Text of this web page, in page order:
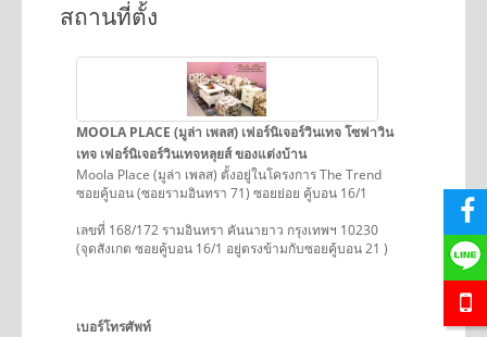
สถานที่ตั้ง
MOOLA PLACE (มูล่า เพลส) เฟอร์นิเจอร์วินเทจ โซฟาวิน
เทจ เฟอร์นิเจอร์วินเทจหลุยส์ ของแต่งบ้าน
Moola Place (มูล่า เพลส) ตั้งอยู่ในโครงการ The Trend
ซอยคู้บอน (ซอยรามอินทรา 71) ซอยย่อย คู้บอน 16/1
เลขที่ 168/172 รามอินทรา คันนายาว กรุงเทพฯ 10230
(จุดสังเกต ซอยคู้บอน 16/1 อยู่ตรงข้ามกับซอยคู้บอน 21 )
เบอร์โทรศัพท์